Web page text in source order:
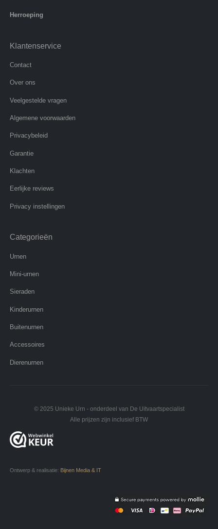
Herroeping
Klantenservice
Contact
Over ons
Veelgestelde vragen
Algemene voorwaarden
Privacybeleid
Garantie
Klachten
Eerlijke reviews
Privacy instellingen
Categorieën
Urnen
Mini-urnen
Sieraden
Kinderurnen
Buitenurnen
Accessoires
Dierenurnen
© 2025 Unieke Urn - onderdeel van De Uitvaartspecialist
Alle prijzen zijn inclusief BTW
Ontwerp & realisatie: Bijnen Media & IT